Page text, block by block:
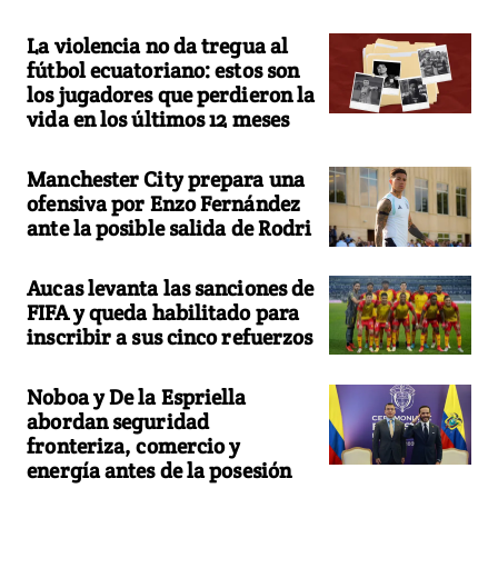
La violencia no da tregua al
fútbol ecuatoriano: estos son
los jugadores que perdieron la
vida en los últimos 12 meses
Manchester City prepara una
ofensiva por Enzo Fernández
ante la posible salida de Rodri
Aucas levanta las sanciones de
FIFA y queda habilitado para
inscribir a sus cinco refuerzos
Noboa y De la Espriella
abordan seguridad
fronteriza, comercio y
energía antes de la posesión